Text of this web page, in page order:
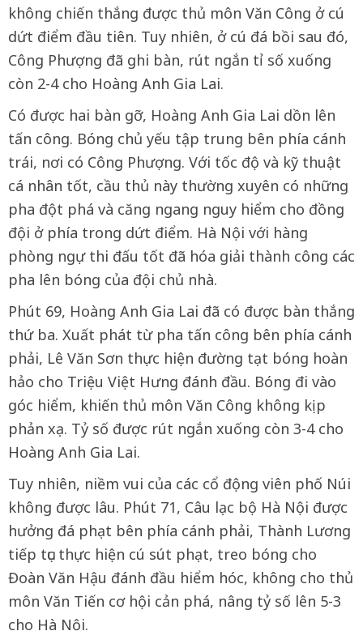
không chiến thắng được thủ môn Văn Công ở cú
dứt điểm đầu tiên. Tuy nhiên, ở cú đá bồi sau đó,
Công Phượng đã ghi bàn, rút ngắn tỉ số xuống
còn 2-4 cho Hoàng Anh Gia Lai.
Có được hai bàn gỡ, Hoàng Anh Gia Lai dồn lên
tấn công. Bóng chủ yếu tập trung bên phía cánh
trái, nơi có Công Phượng. Với tốc độ và kỹ thuật
cá nhân tốt, cầu thủ này thường xuyên có những
pha đột phá và căng ngang nguy hiểm cho đồng
đội ở phía trong dứt điểm. Hà Nội với hàng
phòng ngự thi đấu tốt đã hóa giải thành công các
pha lên bóng của đội chủ nhà.
Phút 69, Hoàng Anh Gia Lai đã có được bàn thắng
thứ ba. Xuất phát từ pha tấn công bên phía cánh
phải, Lê Văn Sơn thực hiện đường tạt bóng hoàn
hảo cho Triệu Việt Hưng đánh đầu. Bóng đi vào
góc hiểm, khiến thủ môn Văn Công không kịp
phản xạ. Tỷ số được rút ngắn xuống còn 3-4 cho
Hoàng Anh Gia Lai.
Tuy nhiên, niềm vui của các cổ động viên phố Núi
không được lâu. Phút 71, Câu lạc bộ Hà Nội được
hưởng đá phạt bên phía cánh phải, Thành Lương
tiếp tục thực hiện cú sút phạt, treo bóng cho
Đoàn Văn Hậu đánh đầu hiểm hóc, không cho thủ
môn Văn Tiến cơ hội cản phá, nâng tỷ số lên 5-3
cho Hà Nội.